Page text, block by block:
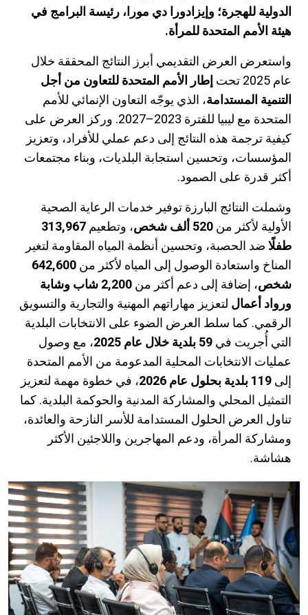
الدولية للهجرة؛ وإيزادورا دي مورا، رئيسة البرامج في
هيئة الأمم المتحدة للمرأة.
واستعرض العرض التقديمي أبرز النتائج المحققة خلال
عام 2025 تحت
إطار الأمم المتحدة للتعاون من أجل
التنمية المستدامة، الذي يوجّه التعاون الإنمائي للأمم
المتحدة مع ليبيا للفترة 2023–2027. وركز العرض على
كيفية ترجمة هذه النتائج إلى دعم عملي للأفراد، وتعزيز
المؤسسات، وتحسين استجابة البلديات، وبناء مجتمعات
أكثر قدرة على الصمود.
وشملت النتائج البارزة توفير خدمات الرعاية الصحية
الأولية لأكثر من 520 ألف شخص ، وتطعيم 313,967
طفلًا ضد الحصبة، وتحسين أنظمة المياه المقاومة لتغير
المناخ واستعادة الوصول إلى المياه لأكثر من 642,600
شخص، إضافة إلى دعم أكثر من
2,200 شاب وشابة
ورواد أعمال لتعزيز مهاراتهم المهنية والتجارية والتسويق
الرقمي. كما سلط العرض الضوء على الانتخابات البلدية
التي أُجريت في 59 بلدية خلال عام 2025
، مع وصول
عمليات الانتخابات المحلية المدعومة من الأمم المتحدة
إلى 119 بلدية بحلول عام 2026
، في خطوة مهمة لتعزيز
التمثيل المحلي والمشاركة المدنية والحوكمة البلدية. كما
تناول العرض الحلول المستدامة للأسر النازحة والعائدة،
ومشاركة المرأة، ودعم المهاجرين واللاجئين الأكثر
هشاشة.